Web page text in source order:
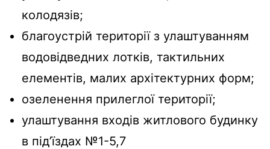
колодязів;
благоустрій території з улаштуванням
водовідведних лотків, тактильних
елементів, малих архітектурних форм;
озеленення прилеглої території;
улаштування входів житлового будинку
в під’їздах №1-5,7